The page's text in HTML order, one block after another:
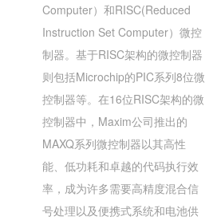
Computer）和RISC(Reduced
Instruction Set Computer）微控
制器。基于RISC架构的微控制器
则包括Microchip的PIC系列8位微
控制器等。在16位RISC架构的微
控制器中，Maxim公司推出的
MAXQ系列微控制器以其高性
能、低功耗和卓越的代码执行效
率，成为许多需要高精度混合信
号处理以及便携式系统和电池供